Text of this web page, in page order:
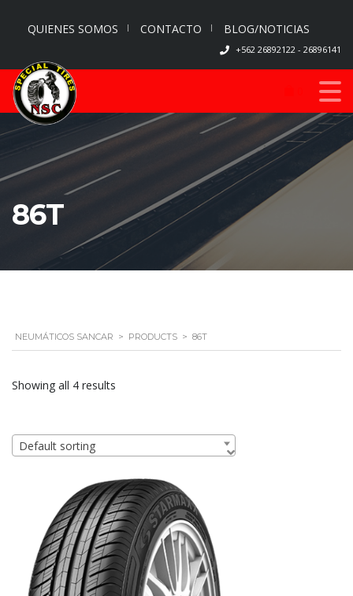
QUIENES SOMOS CONTACTO BLOG/NOTICIAS
+562 26892122 - 26896141
86T
NEUMÁTICOS SANCAR > PRODUCTS > 86T
Showing all 4 results
Default sorting